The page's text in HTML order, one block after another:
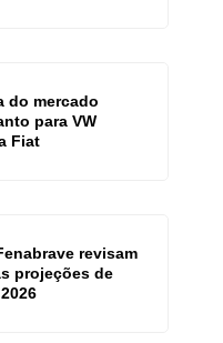
do mercado
para VW
Fiat
revisam
projeções de